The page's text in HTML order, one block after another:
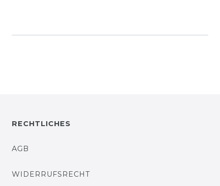
RECHTLICHES
AGB
WIDERRUFSRECHT